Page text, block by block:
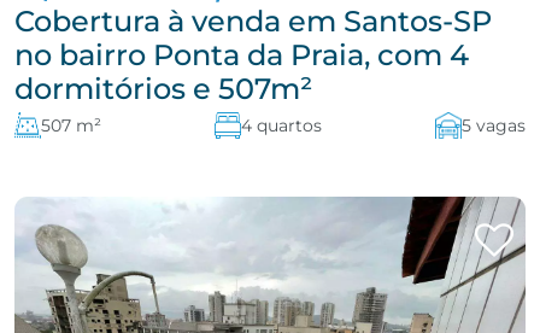
Cobertura à venda em Santos-SP
no bairro Ponta da Praia, com 4
dormitórios e 507m²
507 m² 4 quartos 5 vagas